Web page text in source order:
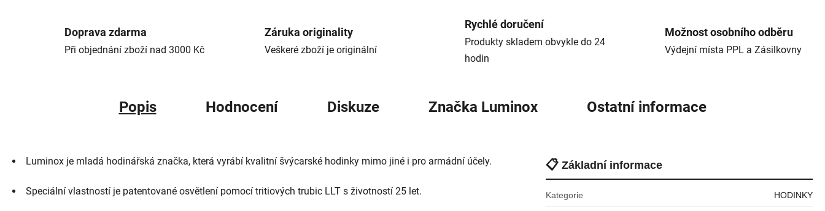
Doprava zdarma
Při objednání zboží nad 3000 Kč
Záruka originality
Veškeré zboží je originální
Rychlé doručení
Produkty skladem obvykle do 24
hodin
Možnost osobního odběru
Výdejní místa PPL a Zásilkovny
Popis Hodnocení Diskuze Značka Luminox Ostatní informace
Luminox je mladá hodinářská značka, která vyrábí kvalitní švýcarské hodinky mimo jiné i pro armádní účely.
Speciální vlastností je patentované osvětlení pomocí tritiových trubic LLT s životností 25 let.
📋 Základní informace
Kategorie HODINKY